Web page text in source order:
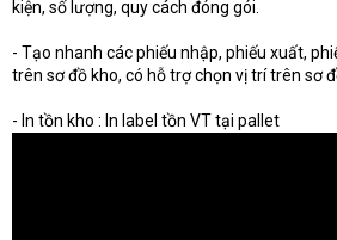
kiện, số lượng, quy cách đóng gói.
- Tạo nhanh các phiếu nhập, phiếu xuất,
trên sơ đồ kho, có hỗ trợ chọn vị trí trên sơ
- In tồn kho : In label tồn VT tại pallet